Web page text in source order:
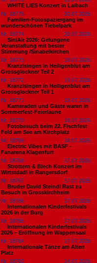
WHITE LIES Konzert in Laibach
Nr. 18775
20.07.2026
Familien-Fotospaziergang im
wunderschönen Tiebelpark
Nr. 18774
20.07.2026
SiniAir 2026: Gelungene
Veranstaltung mit bester
Stimmung /Sinabelkirchen
Nr. 18773
19.07.2026
Kranzlsingen in Heiligenblut am
Grossglockner Teil 2
Nr. 18772
19.07.2026
Kranzlsingen in Heiligenblut am
Grossglockner Teil 1
Nr. 18771
19.07.2026
Kameraden und Gäste waren in
Sommerfest-Feierlaune
Nr. 18770
18.07.2026
Fotobesuch beim 22. Fischfest
Feld am See am Kirchplatz
Nr. 18769
18.07.2026
Electric Vibes mit BASF -
Fanarena Klagenfurt
Nr. 18768
17.07.2026
Strottern & Blech Konzert im
Wirtstdadl in Rangersdorf
Nr. 18767
17.07.2026
Bruder David Steindl Rast zu
Besuch in Grosskirchheim
Nr. 18766
17.07.2026
Internationalen Kinderfestivals
2026 in der Burg
Nr. 18765
17.07.2026
Internationalen Kinderfestivals
2026 – Eröffnung im Wappensaal
Nr. 18764
17.07.2026
Internationale Tänze am Alten
Platz
Nr. 18763
14.07.2026